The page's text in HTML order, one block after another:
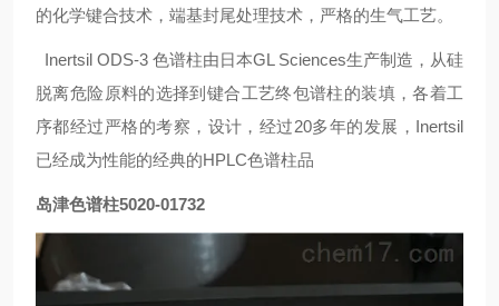
的化学键合技术，端基封尾处理技术，严格的生气工艺。
Inertsil ODS-3 色谱柱由日本GL Sciences生产制造，从硅
脱离危险原料的选择到键合工艺终包谱柱的装填，各着工
序都经过严格的考察，设计，经过20多年的发展，Inertsil
已经成为性能的经典的HPLC色谱柱品
岛津色谱柱5020-01732